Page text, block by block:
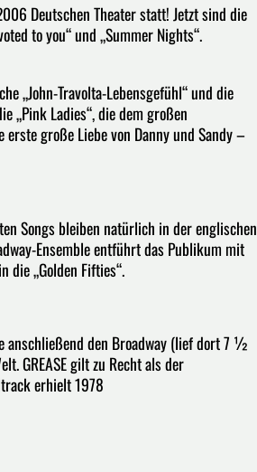
Deutschen Theater statt! Jetzt sind die
to you“ und „Summer Nights“.
„John-Travolta-Lebensgefühl“ und die
„Pink Ladies“, die dem großen
große Liebe von Danny und Sandy –
Songs bleiben natürlich in der englischen
Ensemble entführt das Publikum mit
die „Golden Fifties“.
anschließend den Broadway (lief dort 7 ½
GREASE gilt zu Recht als der
erhielt 1978